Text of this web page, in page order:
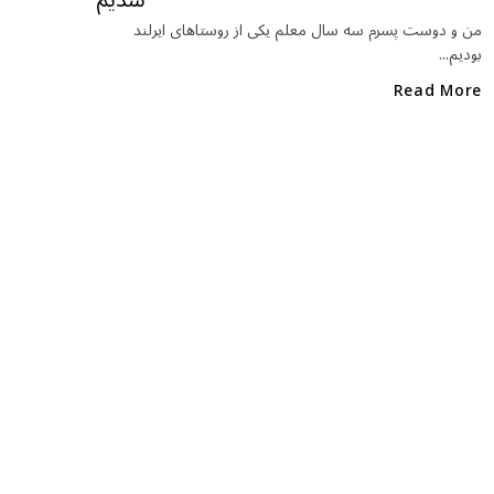
o
ok
من و دوست پسرم سه سال معلم یکی از روستاهای ایرلند
بودیم...
Read More